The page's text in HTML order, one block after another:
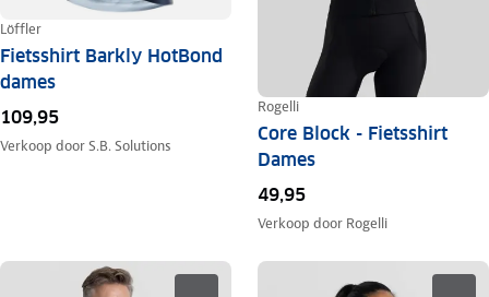
Löffler
Fietsshirt Barkly HotBond
dames
109,95
Verkoop doorS.B. Solutions
Rogelli
Core Block - Fietsshirt
Dames
49,95
Verkoop door Rogelli